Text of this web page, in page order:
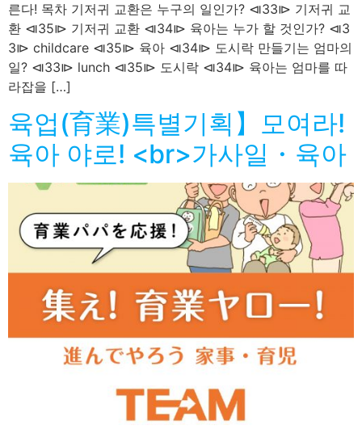
른다! 목차 기저귀 교환은 누구의 일인가? ⧏33⧐ 기저귀 교
환 ⧏35⧐ 기저귀 교환 ⧏34⧐ 육아는 누가 할 것인가? ⧏3
3⧐ childcare ⧏35⧐ 육아 ⧏34⧐ 도시락 만들기는 엄마의
일? ⧏33⧐ lunch ⧏35⧐ 도시락 ⧏34⧐ 육아는 엄마를 따
라잡을 […]
육업(育業)특별기획】모여라!
육아 야로! <br>가사일・육아